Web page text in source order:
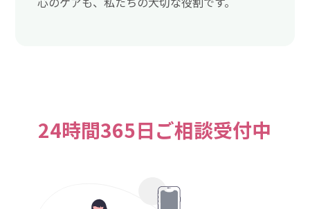
24時間365日ご相談受付中